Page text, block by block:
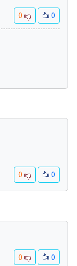
0 0
0 0
0 0